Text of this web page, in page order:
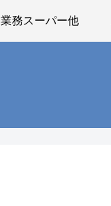
業務スーパー他